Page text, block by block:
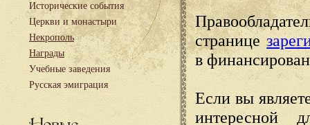
Исторические события
Церкви и монастыри
Некрополь
Награды
Учебные заведения
Русская эмиграция
странице
в
Если вы
интересной